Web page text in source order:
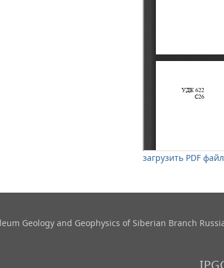
загрузить PDF файл
Geology and Geophysics​ of Siberian Branch